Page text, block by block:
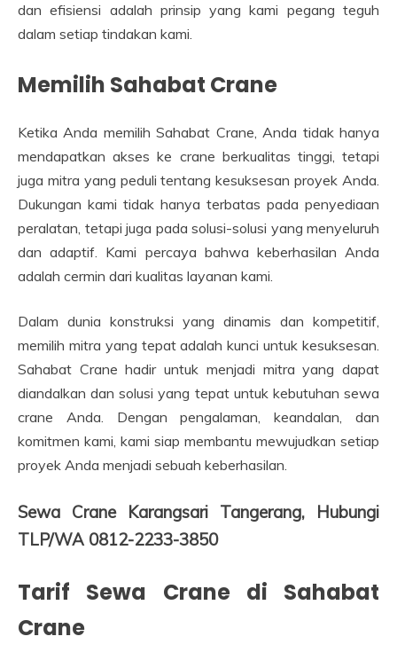
dan efisiensi adalah prinsip yang kami pegang teguh
dalam setiap tindakan kami.
Memilih Sahabat Crane
Ketika Anda memilih Sahabat Crane, Anda tidak hanya
mendapatkan akses ke crane berkualitas tinggi, tetapi
juga mitra yang peduli tentang kesuksesan proyek Anda.
Dukungan kami tidak hanya terbatas pada penyediaan
peralatan, tetapi juga pada solusi-solusi yang menyeluruh
dan adaptif. Kami percaya bahwa keberhasilan Anda
adalah cermin dari kualitas layanan kami.
Dalam dunia konstruksi yang dinamis dan kompetitif,
memilih mitra yang tepat adalah kunci untuk kesuksesan.
Sahabat Crane hadir untuk menjadi mitra yang dapat
diandalkan dan solusi yang tepat untuk kebutuhan sewa
crane Anda. Dengan pengalaman, keandalan, dan
komitmen kami, kami siap membantu mewujudkan setiap
proyek Anda menjadi sebuah keberhasilan.
Sewa Crane Karangsari Tangerang, Hubungi
TLP/WA 0812-2233-3850
Tarif Sewa Crane di Sahabat
Crane